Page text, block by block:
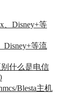
Disney+等流
什么是电信